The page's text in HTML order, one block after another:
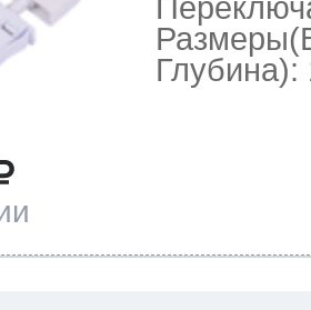
Глубина):